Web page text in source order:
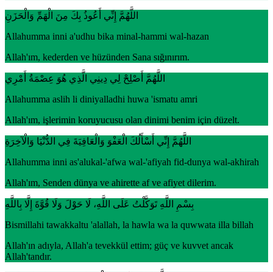
اللَّهُمَّ إِنِّي أَعُوذُ بِكَ مِنَ الْهَمِّ وَالْحَزَنِ
Allahumma inni a'udhu bika minal-hammi wal-hazan
Allah'ım, kederden ve hüzünden Sana sığınırım.
اللَّهُمَّ أَصْلِحْ لِي دِينِي الَّذِي هُوَ عِصْمَةُ أَمْرِي
Allahumma aslih li diniyalladhi huwa 'ismatu amri
Allah'ım, işlerimin koruyucusu olan dinimi benim için düzelt.
اللَّهُمَّ إِنِّي أَسْأَلُكَ الْعَفْوَ وَالْعَافِيَةَ فِي الدُّنْيَا وَالْآخِرَةِ
Allahumma inni as'alukal-'afwa wal-'afiyah fid-dunya wal-akhirah
Allah'ım, Senden dünya ve ahirette af ve afiyet dilerim.
بِسْمِ اللَّهِ تَوَكَّلْتُ عَلَى اللَّهِ، لَا حَوْلَ وَلَا قُوَّةَ إِلَّا بِاللَّهِ
Bismillahi tawakkaltu 'alallah, la hawla wa la quwwata illa billah
Allah'ın adıyla, Allah'a tevekkül ettim; güç ve kuvvet ancak
Allah'tandır.